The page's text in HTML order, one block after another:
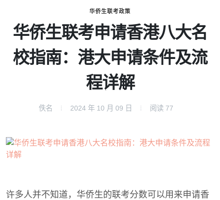
华侨生联考政策
华侨生联考申请香港八大名
校指南：港大申请条件及流
程详解
佚名 2024 年 10 月 09 日 阅读 77
许多人并不知道，华侨生的联考分数可以用来申请香